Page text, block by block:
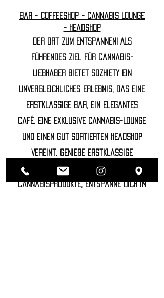
Bar - Coffeeshop - Cannabis Lounge
- Headshop
Der Ort zum Entspannen! Als
führendes Ziel für Cannabis-
Liebhaber bietet Sozhiety ein
unvergleichliches Erlebnis, das eine
erstklassige Bar, ein elegantes
Café, eine exklusive Cannabis-Lounge
und einen gut sortierten Headshop
vereint. Genieße erstklassige
Getränke, probiere die feinsten
Cannabisprodukte, entspanne dich in